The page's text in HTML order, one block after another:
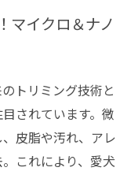
マイクロ＆ナノ
トリミング技術と
されています。微
皮脂や汚れ、アレ
これにより、愛犬